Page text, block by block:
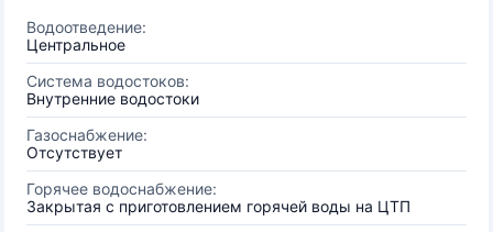
Водоотведение:
Центральное
Система водостоков:
Внутренние водостоки
Газоснабжение:
Отсутствует
Горячее водоснабжение:
Закрытая с приготовлением горячей воды на ЦТП